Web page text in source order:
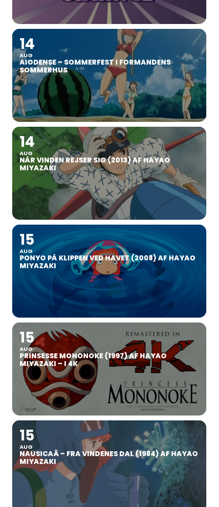
14
AUG
AIODENSE – SOMMERFEST I FORMANDENS
SOMMERHUS
14
AUG
NÅR VINDEN REJSER SIG (2013) AF HAYAO
MIYAZAKI
15
AUG
PONYO PÅ KLIPPEN VED HAVET (2008) AF HAYAO
MIYAZAKI
15
AUG
PRINSESSE MONONOKE (1997) AF HAYAO
MIYAZAKI – I 4K
15
AUG
NAUSICAÄ – FRA VINDENES DAL (1984) AF HAYAO
MIYAZAKI